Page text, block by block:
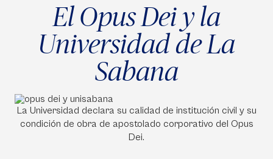
El Opus Dei y la
Universidad de La
Sabana
La Universidad declara su calidad de institución civil y su
condición de obra de apostolado corporativo del Opus
Dei.